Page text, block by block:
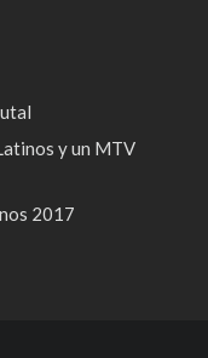
y un MTV
2017